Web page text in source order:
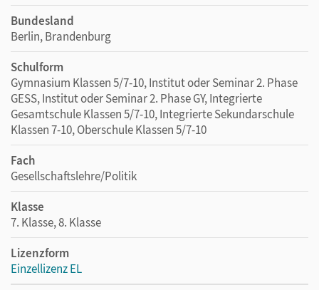
Bundesland
Berlin, Brandenburg
Schulform
Gymnasium Klassen 5/7-10, Institut oder Seminar 2. Phase
GESS, Institut oder Seminar 2. Phase GY, Integrierte
Gesamtschule Klassen 5/7-10, Integrierte Sekundarschule
Klassen 7-10, Oberschule Klassen 5/7-10
Fach
Gesellschaftslehre/Politik
Klasse
7. Klasse, 8. Klasse
Lizenzform
Einzellizenz EL